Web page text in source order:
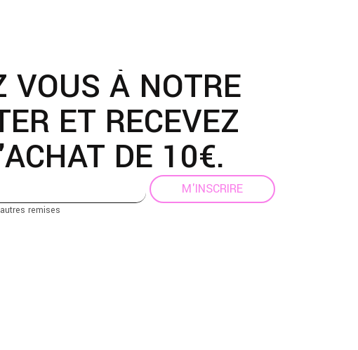
VOUS À NOTRE
ET RECEVEZ
DE 10€.
M'INSCRIRE
remises